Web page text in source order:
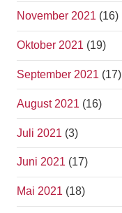
November 2021 (16)
Oktober 2021 (19)
September 2021 (17)
August 2021 (16)
Juli 2021 (3)
Juni 2021 (17)
Mai 2021 (18)